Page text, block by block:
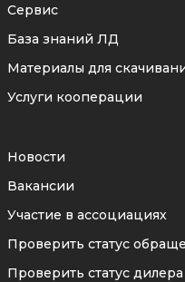
Сервис
База знаний ЛД
Материалы для
Услуги кооперации
Новости
Вакансии
Участие в ассоциациях
Проверить статус
Проверить статус дилера